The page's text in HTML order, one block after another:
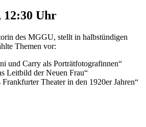
12:30 Uhr
des MGGU, stellt in halbstündigen
Themen vor:
und Carry als Porträtfotografinnen“
Leitbild der Neuen Frau“
Theater in den 1920er Jahren“